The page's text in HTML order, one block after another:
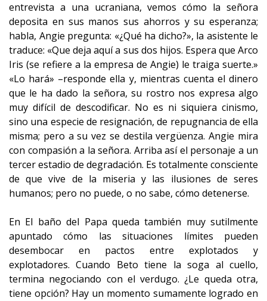
entrevista a una ucraniana, vemos cómo la señora
deposita en sus manos sus ahorros y su esperanza;
habla, Angie pregunta: «¿Qué ha dicho?», la asistente le
traduce: «Que deja aquí a sus dos hijos. Espera que Arco
Iris (se refiere a la empresa de Angie) le traiga suerte.»
«Lo hará» –responde ella y, mientras cuenta el dinero
que le ha dado la señora, su rostro nos expresa algo
muy difícil de descodificar. No es ni siquiera cinismo,
sino una especie de resignación, de repugnancia de ella
misma; pero a su vez se destila vergüenza. Angie mira
con compasión a la señora. Arriba así el personaje a un
tercer estadio de degradación. Es totalmente consciente
de que vive de la miseria y las ilusiones de seres
humanos; pero no puede, o no sabe, cómo detenerse.
En El baño del Papa queda también muy sutilmente
apuntado cómo las situaciones límites pueden
desembocar en pactos entre explotados y
explotadores. Cuando Beto tiene la soga al cuello,
termina negociando con el verdugo. ¿Le queda otra,
tiene opción? Hay un momento sumamente logrado en